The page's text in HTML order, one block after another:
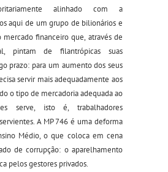
alinhado com a
aqui de um grupo de bilionários e
mercado financeiro que, através de
pintam de filantrópicas suas
prazo: para um aumento dos seus
servir mais adequadamente aos
o tipo de mercadoria adequada ao
serve, isto é, trabalhadores
A MP 746 é uma deforma
Médio, o que coloca em cena
de corrupção: o aparelhamento
pelos gestores privados.